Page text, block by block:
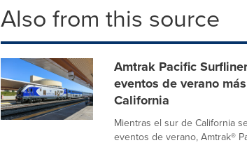
Also from this source
Amtrak Pacific
eventos de verano
California
Mientras el sur de California
eventos de verano, Amtrak®